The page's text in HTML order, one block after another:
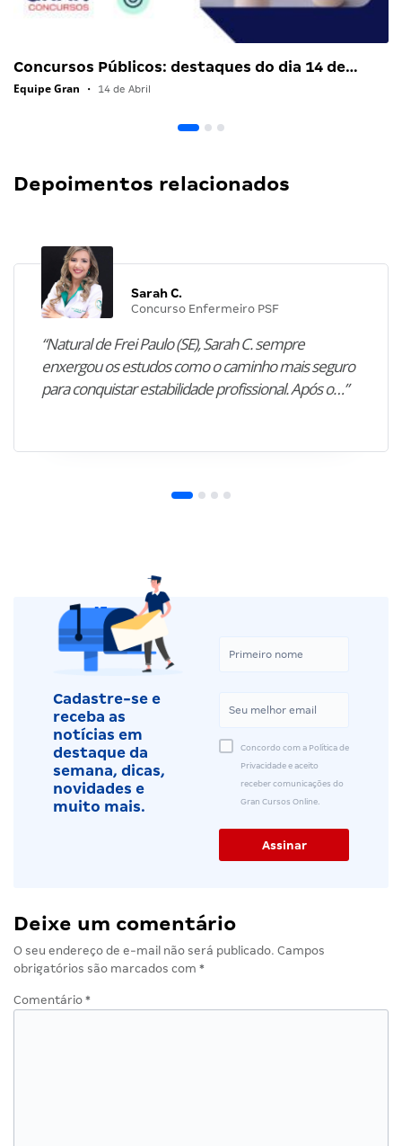
Concursos Públicos: destaques do dia 14 de…
Equipe Gran • 14 de Abril
Depoimentos relacionados
Sarah C.
Concurso Enfermeiro PSF
“Natural de Frei Paulo (SE), Sarah C. sempre
enxergou os estudos como o caminho mais seguro
para conquistar estabilidade profissional. Após o…”
Cadastre-se e
receba as
notícias em
destaque da
semana, dicas,
novidades e
muito mais.
Concordo com a Política de
Privacidade e aceito
receber comunicações do
Gran Cursos Online.
Deixe um comentário
O seu endereço de e-mail não será publicado. Campos
obrigatórios são marcados com *
Comentário *